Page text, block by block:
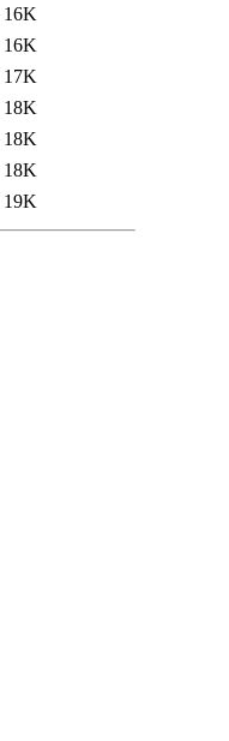
16K
16K
17K
18K
18K
18K
19K